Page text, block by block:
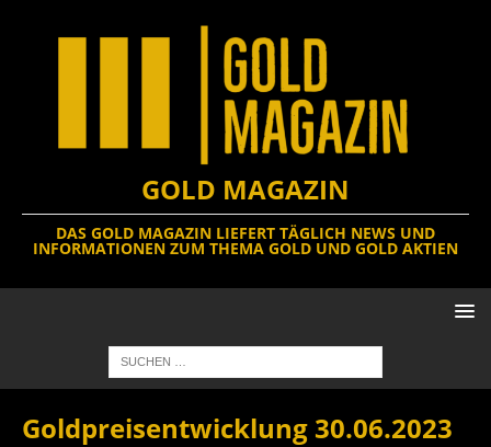
GOLD MAGAZIN
DAS GOLD MAGAZIN LIEFERT TÄGLICH NEWS UND
INFORMATIONEN ZUM THEMA GOLD UND GOLD AKTIEN
Goldpreisentwicklung 30.06.2023